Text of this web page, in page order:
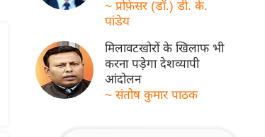
~ प्रोफ़ेसर (डॉ.) डी. के.
पांडेय
मिलावटखोरों के खिलाफ भी
करना पड़ेगा देशव्यापी
आंदोलन
~ संतोष कुमार पाठक